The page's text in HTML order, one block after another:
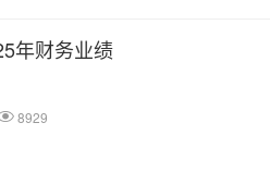
年财务业绩
8929